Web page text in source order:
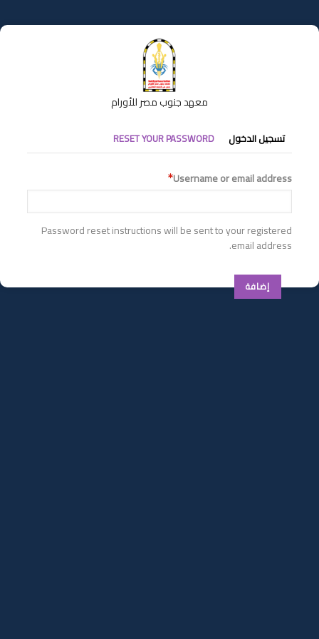
إلى
المحتوى
معهد جنوب مصر للأورام
التبويبات
الأساسية
تسجيل الدخول RESET YOUR PASSWORD
Username or email address
Password reset instructions will be sent to your registered
email address.